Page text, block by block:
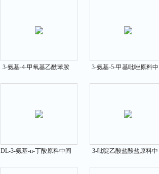
3-氨基-4-甲氧基乙酰苯胺
3-氨基-5-甲基吡唑原料中
DL-3-氨基-n-丁酸原料中间
3-吡啶乙酸盐酸盐原料中